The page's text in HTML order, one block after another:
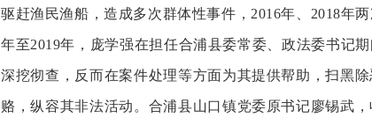
驱赶渔民渔船，造成多次群体性事件，2016年、2018年
年至2019年，庞学强在担任合浦县委常委、政法委书记
深挖彻查，反而在案件处理等方面为其提供帮助，扫黑
赂，纵容其非法活动。合浦县山口镇党委原书记廖锡武